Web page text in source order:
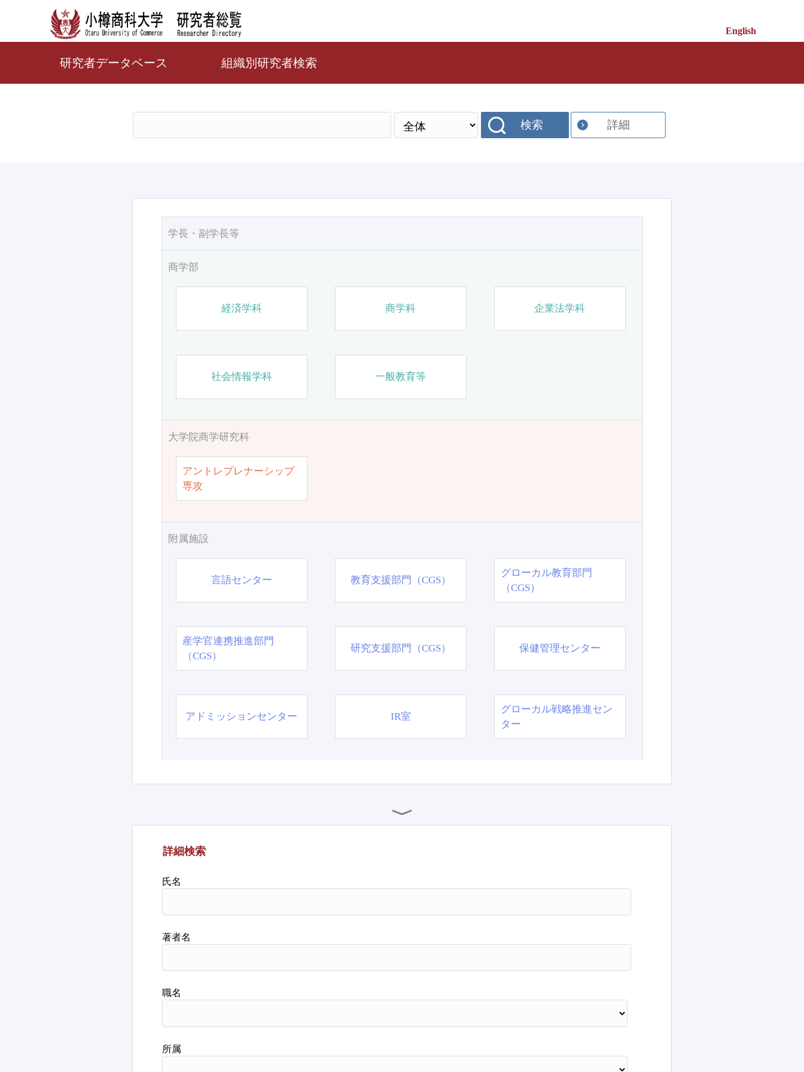
English
研究者データベース 組織別研究者検索
検索 詳細
学長・副学長等
商学部
経済学科 商学科 企業法学科
社会情報学科 一般教育等
大学院商学研究科
アントレプレナーシップ
専攻
附属施設
言語センター 教育支援部門（CGS）
グローカル教育部門
（CGS）
産学官連携推進部門
（CGS）
研究支援部門（CGS） 保健管理センター
アドミッションセンター IR室
グローカル戦略推進セン
ター
詳細検索
氏名
著者名
職名
所属